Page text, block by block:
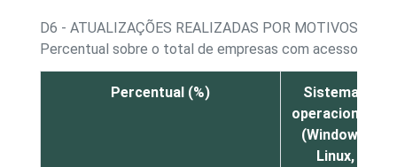
D6 - ATUALIZAÇÕES REALIZADAS POR MOTIVOS DE
Percentual sobre o total de empresas com acesso à
Percentual (%)
Sistemas
operacionais
(Windows,
Linux,